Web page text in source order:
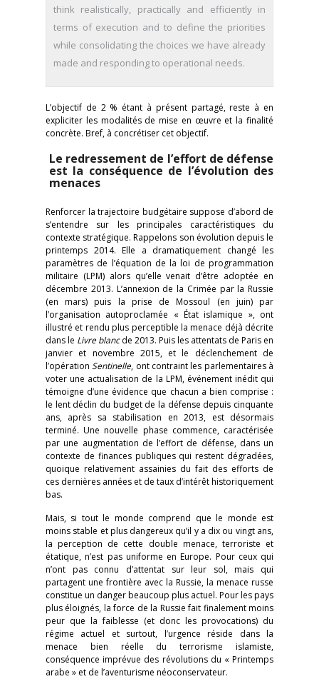
think realistically, practically and efficiently in
terms of execution and to define the priorities
while consolidating the choices we have already
made and responding to operational needs.
L’objectif de 2 % étant à présent partagé, reste à en
expliciter les modalités de mise en œuvre et la finalité
concrète. Bref, à concrétiser cet objectif.
Le redressement de l’effort de défense
est la conséquence de l’évolution des
menaces
Renforcer la trajectoire budgétaire suppose d’abord de
s’entendre sur les principales caractéristiques du
contexte stratégique. Rappelons son évolution depuis le
printemps 2014. Elle a dramatiquement changé les
paramètres de l’équation de la loi de programmation
militaire (LPM) alors qu’elle venait d’être adoptée en
décembre 2013. L’annexion de la Crimée par la Russie
(en mars) puis la prise de Mossoul (en juin) par
l’organisation autoproclamée « État islamique », ont
illustré et rendu plus perceptible la menace déjà décrite
dans le Livre blancde 2013. Puis les attentats de Paris en
janvier et novembre 2015, et le déclenchement de
l’opérationSentinelle, ont contraint les parlementaires à
voter une actualisation de la LPM, événement inédit qui
témoigne d’une évidence que chacun a bien comprise :
le lent déclin du budget de la défense depuis cinquante
ans, après sa stabilisation en 2013, est désormais
terminé. Une nouvelle phase commence, caractérisée
par une augmentation de l’effort de défense, dans un
contexte de finances publiques qui restent dégradées,
quoique relativement assainies du fait des efforts de
ces dernières années et de taux d’intérêt historiquement
bas.
Mais, si tout le monde comprend que le monde est
moins stable et plus dangereux qu’il y a dix ou vingt ans,
la perception de cette double menace, terroriste et
étatique, n’est pas uniforme en Europe. Pour ceux qui
n’ont pas connu d’attentat sur leur sol, mais qui
partagent une frontière avec la Russie, la menace russe
constitue un danger beaucoup plus actuel. Pour les pays
plus éloignés, la force de la Russie fait finalement moins
peur que la faiblesse (et donc les provocations) du
régime actuel et surtout, l’urgence réside dans la
menace bien réelle du terrorisme islamiste,
conséquence imprévue des révolutions du « Printemps
arabe » et de l’aventurisme néoconservateur.